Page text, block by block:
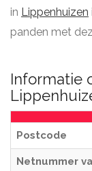
in Lippenhuizen
panden met
Informatie
Postcode
Netnummer